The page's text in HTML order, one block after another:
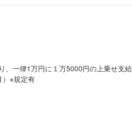
、一律1万円に１万5000円の上乗せ支給
）※規定有